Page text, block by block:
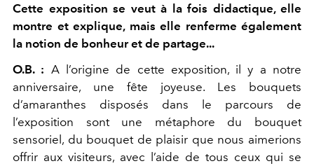
Cette exposition se veut à la fois didactique, elle
montre et explique, mais elle renferme également
la notion de bonheur et de partage...
O.B. : A l’origine de cette exposition, il y a notre
anniversaire, une fête joyeuse. Les bouquets
d’amaranthes disposés dans le parcours de
l’exposition sont une métaphore du bouquet
sensoriel, du bouquet de plaisir que nous aimerions
offrir aux visiteurs, avec l’aide de tous ceux qui se